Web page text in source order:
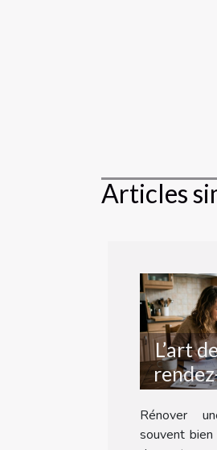
Articles
L’art
réussi
Rénover
souvent